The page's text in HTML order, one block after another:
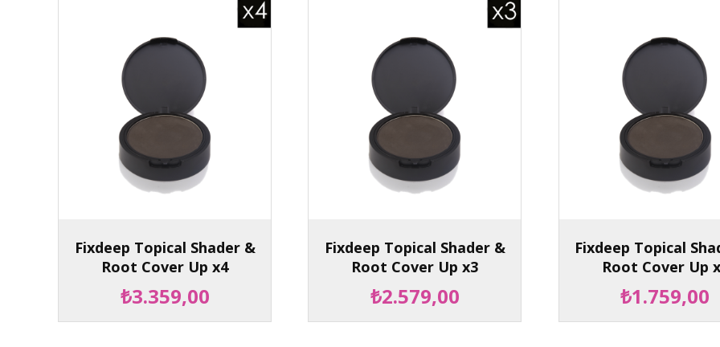
Fixdeep Topical Shader &
Root Cover Up x4
₺3.359,00
Fixdeep Topical Shader &
Root Cover Up x3
₺2.579,00
Fixdeep Topical
Root Cover Up
₺1.759,00